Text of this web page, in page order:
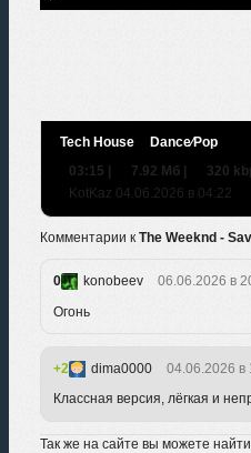
Tech House
Dance⁄Pop
03:15 | 7.92 Мб | 320
KotKaz 04.06.2026 в 04:22
Комментарии к The Weeknd -
0 konobeev 06.06.2026 в
Огонь
2 dima0000 04.06.2026 в
Классная версия, лёгкая и
Так же на сайте вы можете